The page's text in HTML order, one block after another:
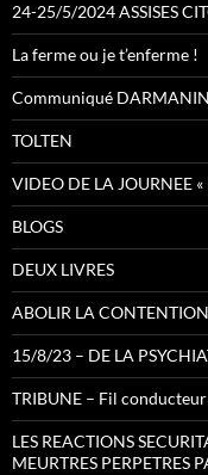
24-25/5/2024 ASSISES
La ferme ou je t’enferme !
Communiqué
TOLTEN
VIDEO DE LA JOURNEE
BLOGS
DEUX LIVRES
ABOLIR LA
15/8/23 – DE LA
TRIBUNE – Fil
LES REACTIONS
MEURTRES PERPETRES